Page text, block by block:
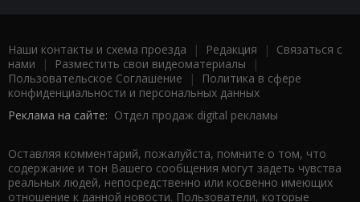
Наши контакты и схема проезда | Редакция | Связаться с
нами | Разместить свои видеоматериалы |
Пользовательское Соглашение |
Политика в сфере
конфиденциальности и персональных данных
Реклама на сайте: Отдел продаж digital рекламы
Оставляя комментарий, пожалуйста, помните о том, что
содержание и тон Вашего сообщения могут задеть чувства
реальных людей, непосредственно или косвенно имеющих
отношение к данной новости. Пользователи, которые